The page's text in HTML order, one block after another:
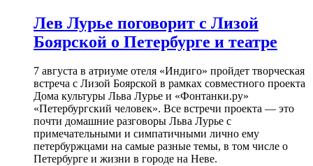
Лев Лурье поговорит с Лизой
Боярской о Петербурге и театре
7 августа в атриуме отеля «Индиго» пройдет творческая
встреча с Лизой Боярской в рамках совместного проекта
Дома культуры Льва Лурье и «Фонтанки.ру»
«Петербургский человек». Все встречи проекта — это
почти домашние разговоры Льва Лурье с
примечательными и симпатичными лично ему
петербуржцами на самые разные темы, в том числе о
Петербурге и жизни в городе на Неве.